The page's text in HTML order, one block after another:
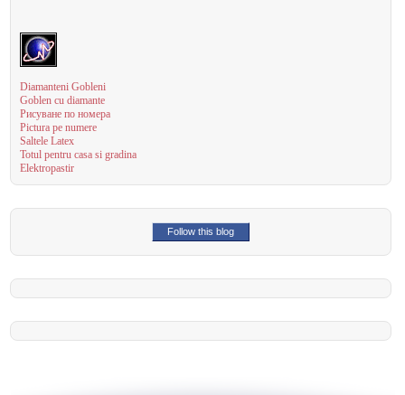
Diamanteni Gobleni
Goblen cu diamante
Рисуване по номера
Pictura pe numere
Saltele Latex
Totul pentru casa si gradina
Elektropastir
Follow this blog